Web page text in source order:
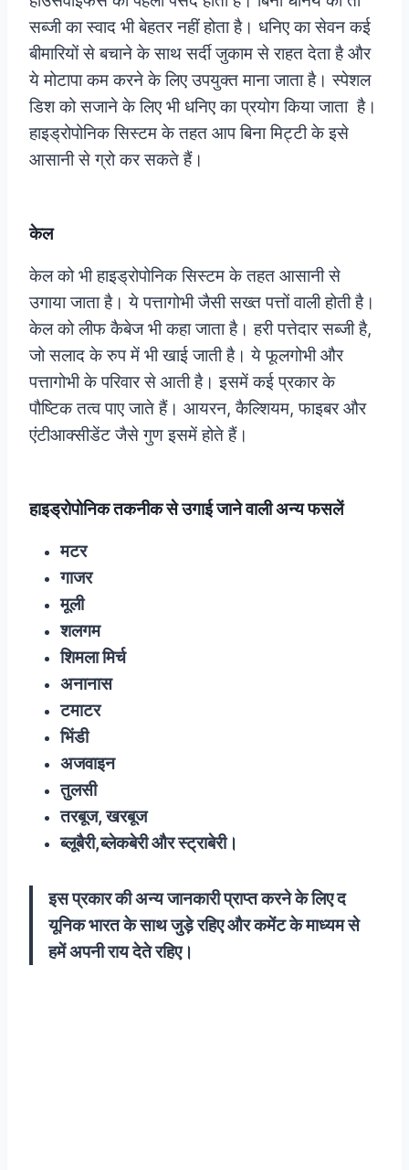
सब्जी का स्वाद भी बेहतर नहीं होता है। धनिए का सेवन कई
बीमारियों से बचाने के साथ सर्दी जुकाम से राहत देता है और
ये मोटापा कम करने के लिए उपयुक्त माना जाता है। स्पेशल
डिश को सजाने के लिए भी धनिए का प्रयोग किया जाता है।
हाइड्रोपोनिक सिस्टम के तहत आप बिना मिट्टी के इसे
आसानी से ग्रो कर सकते हैं।
केल
केल को भी हाइड्रोपोनिक सिस्टम के तहत आसानी से
उगाया जाता है। ये पत्तागोभी जैसी सख्त पत्तों वाली होती है।
केल को लीफ कैबेज भी कहा जाता है। हरी पत्तेदार सब्जी है,
जो सलाद के रुप में भी खाई जाती है। ये फूलगोभी और
पत्तागोभी के परिवार से आती है। इसमें कई प्रकार के
पौष्टिक तत्व पाए जाते हैं। आयरन, कैल्शियम, फाइबर और
एंटीआक्सीडेंट जैसे गुण इसमें होते हैं।
हाइड्रोपोनिक तकनीक से उगाई जाने वाली अन्य फसलें
मटर
गाजर
मूली
शलगम
शिमला मिर्च
अनानास
टमाटर
भिंडी
अजवाइन
तुलसी
तरबूज, खरबूज
ब्लूबैरी,ब्लेकबेरी और स्ट्राबेरी।
इस प्रकार की अन्य जानकारी प्राप्त करने के लिए द
यूनिक भारत के साथ जुड़े रहिए और कमेंट के माध्यम से
हमें अपनी राय देते रहिए।